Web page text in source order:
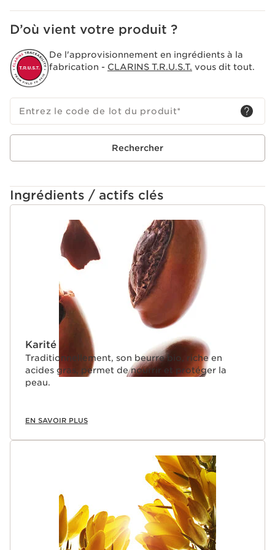
D’où vient votre produit ?
De l'approvisionnement en ingrédients à la
fabrication - CLARINS T.R.U.S.T. vous dit tout.
Entrez le code de lot du produit*
Rechercher
Ingrédients / actifs clés
ALLER AU CONTENU
Karité
Traditionnellement, son beurre bio, riche en
acides gras, permet de nourrir et protéger la
peau.
EN SAVOIR PLUS